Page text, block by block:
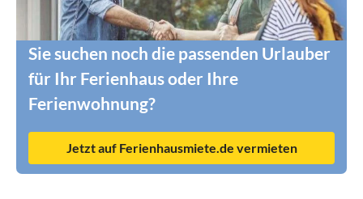
Sie suchen noch die passenden Urlauber
für Ihr Ferienhaus oder Ihre
Ferienwohnung?
Jetzt auf Ferienhausmiete.de vermieten